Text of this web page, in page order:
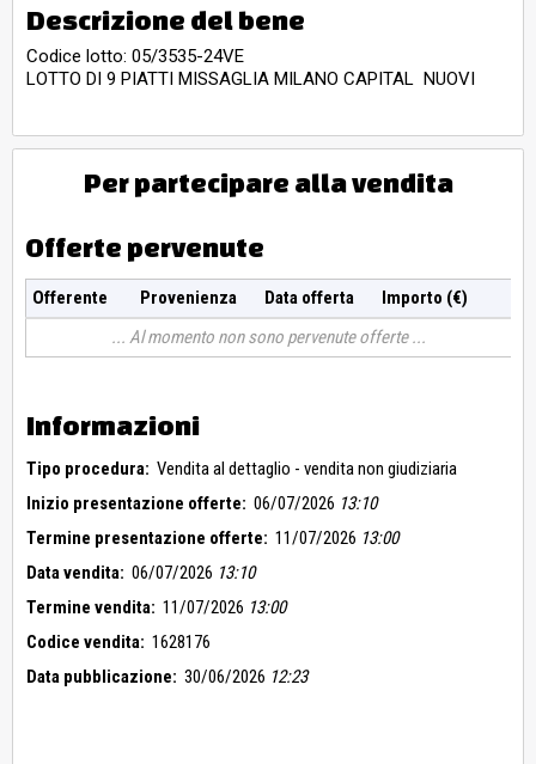
Descrizione del bene
Codice lotto: 05/3535-24VE
LOTTO DI 9 PIATTI MISSAGLIA MILANO CAPITAL NUOVI
Per partecipare alla vendita
Offerte pervenute
Offerente Provenienza Data offerta
Importo (€)
Al momento non sono pervenute offerte
Informazioni
Tipo procedura: Vendita al dettaglio - vendita non giudiziaria
Inizio presentazione offerte: 06/07/2026 13:10
Termine presentazione offerte: 11/07/2026 13:00
Data vendita: 06/07/2026 13:10
Termine vendita: 11/07/2026 13:00
Codice vendita: 1628176
Data pubblicazione: 30/06/2026 12:23